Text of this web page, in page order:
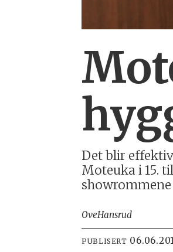
Det blir
Moteuka i 15.
showrommene
OveHansrud
PUBLISERT